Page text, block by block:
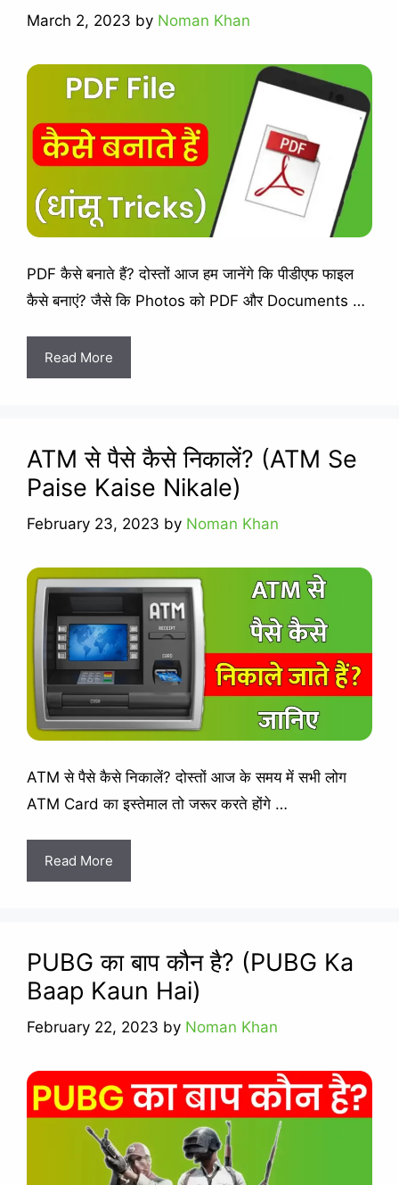
March 2, 2023 by Noman Khan
PDF कैसे बनाते हैं? दोस्तों आज हम जानेंगे कि पीडीएफ फाइल
कैसे बनाएं? जैसे कि Photos को PDF और Documents …
Read More
ATM से पैसे कैसे निकालें? (ATM Se
Paise Kaise Nikale)
February 23, 2023 by Noman Khan
ATM से पैसे कैसे निकालें? दोस्तों आज के समय में सभी लोग
ATM Card का इस्तेमाल तो जरूर करते होंगे …
Read More
PUBG का बाप कौन है? (PUBG Ka
Baap Kaun Hai)
February 22, 2023 by Noman Khan